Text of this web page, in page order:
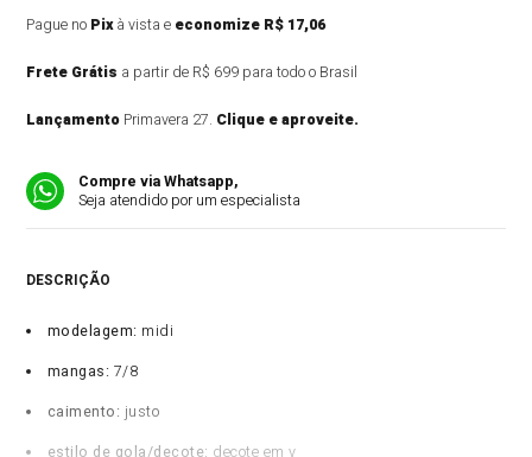
Pague no Pixà vista e economize R$ 17,06
Frete Grátis a partir de R$ 699 para todo o Brasil
Lançamento Primavera 27. Clique e aproveite.
Compre via Whatsapp,
Seja atendido por um especialista
modelagem: midi
mangas: 7/8
caimento: justo
estilo de gola/decote: decote em v